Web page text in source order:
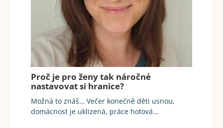
Proč je pro ženy tak náročné
nastavovat si hranice?
Možná to znáš… Večer konečně děti usnou,
domácnost je uklizená, práce hotová…